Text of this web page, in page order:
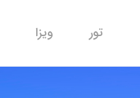
تور ویزا